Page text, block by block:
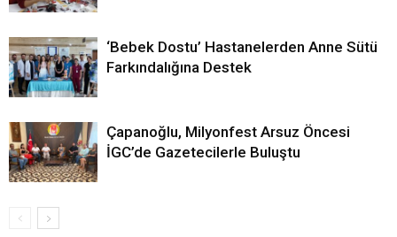
‘Bebek Dostu’ Hastanelerden Anne Sütü
Farkındalığına Destek
Çapanoğlu, Milyonfest Arsuz Öncesi
İGC’de Gazetecilerle Buluştu